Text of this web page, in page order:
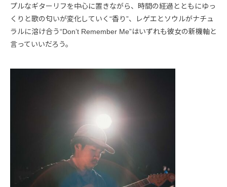
プルなギターリフを中心に置きながら、時間の経過とともにゆっ
くりと歌の匂いが変化していく“香り”、レゲエとソウルがナチュ
ラルに溶け合う“Don’t Remember Me”はいずれも彼女の新機軸と
言っていいだろう。